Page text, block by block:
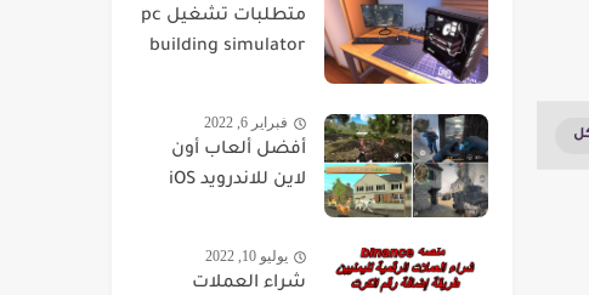
متطلبات تشغيل pc
building simulator
فبراير 6, 2022
أفضل ألعاب أون
لاين للاندرويد iOS
يوليو 10, 2022
شراء العملات